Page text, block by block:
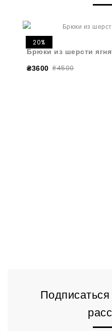
20%
Брюки из шерсти
₴3600 ₴4500